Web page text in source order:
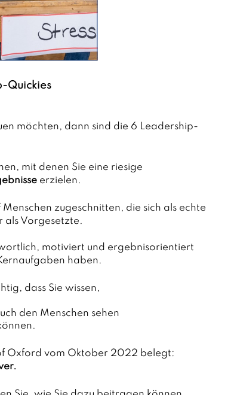
Quickies
möchten, dann sind die 6 Leadership-
mit denen Sie eine riesige
erzielen.
zugeschnitten, die sich als echte
als Vorgesetzte.
motiviert und ergebnisorientiert
haben.
dass Sie wissen,
den Menschen sehen
Oxford vom Oktober 2022 belegt: